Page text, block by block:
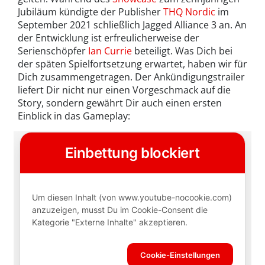
Jubiläum kündigte der PublisherTHQ Nordic im
September 2021 schließlich Jagged Alliance 3 an. An
der Entwicklung ist erfreulicherweise der
Serienschöpfer Ian Currie beteiligt. Was Dich bei
der späten Spielfortsetzung erwartet, haben wir für
Dich zusammengetragen. Der Ankündigungstrailer
liefert Dir nicht nur einen Vorgeschmack auf die
Story, sondern gewährt Dir auch einen ersten
Einblick in das Gameplay: